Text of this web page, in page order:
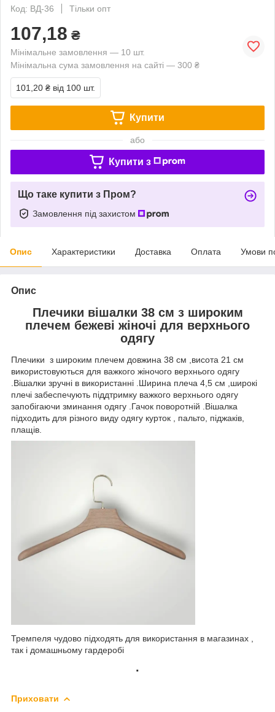
Код: ВД-36
Тільки опт
107,18 ₴
Мінімальне замовлення — 10 шт.
Мінімальна сума замовлення на сайті — 300 ₴
101,20 ₴ від 100 шт.
Купити
або
Купити з
Що таке купити з Пром?
Замовлення під захистом
Опис Характеристики Доставка Оплата Умови
Опис
Плечики вішалки 38 см з широким
плечем бежеві жіночі для верхнього
одягу
Плечики з широким плечем довжина 38 см ,висота 21 см
використовуються для важкого жіночого верхнього одягу
.Вішалки зручні в використанні .Ширина плеча 4,5 см ,широкі
плечі забеспечують піддтримку важкого верхнього одягу
запобігаючи зминання одягу .Гачок поворотній .Вішалка
підходить для різного виду одягу курток , пальто, піджаків,
плащів.
Тремпеля чудово підходять для використання в магазинах ,
так і домашньому гардеробі
.
Приховати